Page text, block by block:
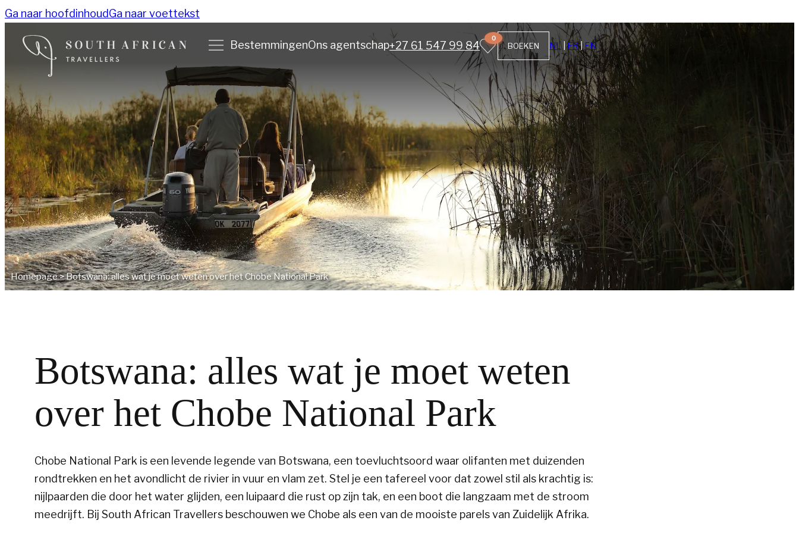
Ga naar hoofdinhoudGa naar voettekst
BestemmingenOns agentschap+27 61 547 99 84
0
BOEKEN NL|FR|EN
Homepage>Botswana: alles wat je moet weten over het Chobe National Park
Botswana: alles wat je moet weten
over het Chobe National Park
Chobe National Park is een levende legende van Botswana, een toevluchtsoord waar olifanten met duizenden
rondtrekken en het avondlicht de rivier in vuur en vlam zet. Stel je een tafereel voor dat zowel stil als krachtig is:
nijlpaarden die door het water glijden, een luipaard die rust op zijn tak, en een boot die langzaam met de stroom
meedrijft. Bij South African Travellers beschouwen we Chobe als een van de mooiste parels van Zuidelijk Afrika.